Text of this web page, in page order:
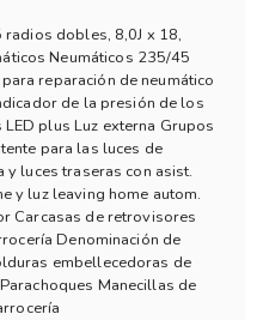
dobles, 8,0J x 18,
Neumáticos 235/45
reparación de neumático
de la presión de los
plus Luz externa Grupos
para las luces de
y luces traseras con asist.
y luz leaving home autom.
Carcasas de retrovisores
Denominación de
embellecedoras de
Manecillas de